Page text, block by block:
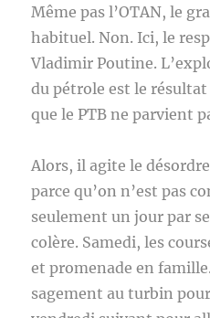
Même pas l’OTAN, le
habituel. Non. Ici, le
Vladimir Poutine.
du pétrole est le
que le PTB ne parvient
Alors, il agite le
parce qu’on n’est pas
seulement un jour par
colère. Samedi, les
et promenade en
sagement au turbin